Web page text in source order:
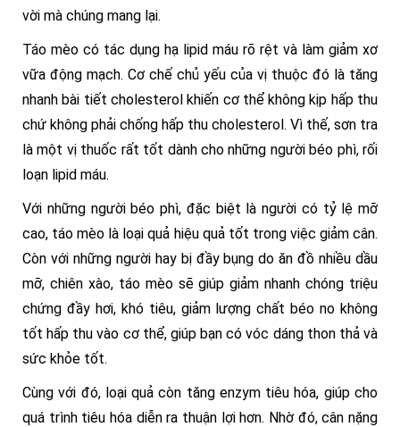
vời mà chúng mang lại.
Táo mèo có tác dụng hạ lipid máu rõ rệt và làm giảm xơ
vữa động mạch. Cơ chế chủ yếu của vị thuộc đó là tăng
nhanh bài tiết cholesterol khiến cơ thể không kịp hấp thu
chứ không phải chống hấp thu cholesterol. Vì thế, sơn tra
là một vị thuốc rất tốt dành cho những người béo phì, rối
loạn lipid máu.
Với những người béo phì, đặc biệt là người có tỷ lệ mỡ
cao, táo mèo là loại quả hiệu quả tốt trong việc giảm cân.
Còn với những người hay bị đầy bụng do ăn đồ nhiều dầu
mỡ, chiên xào, táo mèo sẽ giúp giảm nhanh chóng triệu
chứng đầy hơi, khó tiêu, giảm lượng chất béo no không
tốt hấp thu vào cơ thể, giúp bạn có vóc dáng thon thả và
sức khỏe tốt.
Cùng với đó, loại quả còn tăng enzym tiêu hóa, giúp cho
quá trình tiêu hóa diễn ra thuận lợi hơn. Nhờ đó, cân nặng